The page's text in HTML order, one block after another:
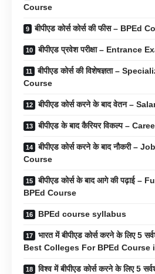
Course
बीपीएड कोर्स कोर्स की फीस – BPEd
बीपीएड प्रवेश परीक्षा –
बीपीएड कोर्स की विशेषज्ञता –
Course
बीपीएड कोर्स करने के बाद वेतन –
बीपीएड के बाद कैरियर विकल्प –
बीपीएड कोर्स करने के बाद नौकरी –
Course
बीपीएड कोर्स के बाद आगे की पढ़ाई
BPEd Course
BPEd course syllabus
भारत में बीपीएड कोर्स करने के लिए 5
Best Colleges For BPEd Course
विश्व में बीपीएड कोर्स करने के लिए 5